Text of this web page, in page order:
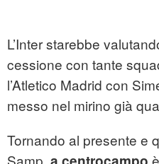
L’Inter starebbe
cessione con tante
l’Atletico Madrid con
messo nel mirino già
Tornando al presente e